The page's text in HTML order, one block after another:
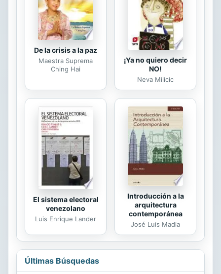
De la crisis a la paz
Maestra Suprema
Ching Hai
¡Ya no quiero decir
NO!
Neva Milicic
El sistema electoral
venezolano
Luis Enrique Lander
Introducción a la
arquitectura
contemporánea
José Luis Madia
Últimas Búsquedas